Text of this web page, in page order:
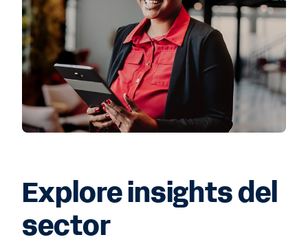
Explore insights del
sector